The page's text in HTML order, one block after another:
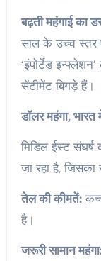
बढ़ती महंगाई का
साल के उच्च स्तर
‘इंपोर्टेड
सेंटीमेंट बिगड़े हैं।
डॉलर महंगा,
मिडिल ईस्ट
जा रहा है, जिसका
तेल की कीमतें:
है।
जरूरी सामान